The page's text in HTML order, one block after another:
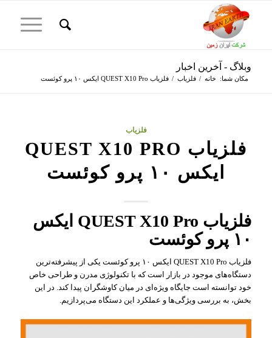
وبلاگ - آخرین اخبار
مکان شما: خانه / فلزیاب / فلزیاب QUEST X10 Pro ایکس ۱۰ پرو کوئست
فلزیاب
فلزیاب QUEST X10 PRO
ایکس ۱۰ پرو کوئست
فلزیاب QUEST X10 Pro ایکس
۱۰ پرو کوئست
فلزیاب QUEST X10 Pro ایکس ۱۰ پرو کوئست یکی از پیشرفته‌ترین
دستگاه‌های موجود در بازار است که با تکنولوژی مدرن و طراحی خاص
خود توانسته است جایگاه ویژه‌ای در میان کاوشگران پیدا کند. در این
بخش، به بررسی ویژگی‌ها و عملکرد این دستگاه می‌پردازیم.